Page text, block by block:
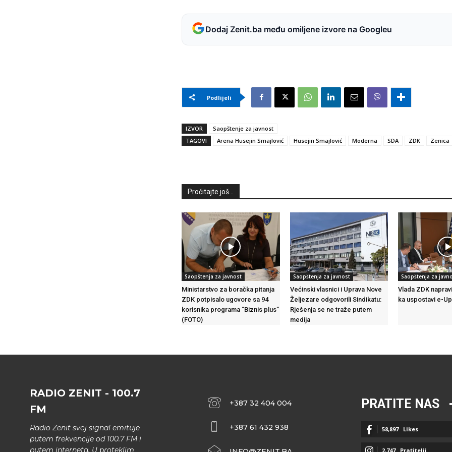
Dodaj Zenit.ba među omiljene izvore na Googleu
Podlijeli
IZVOR
Saopštenje za javnost
TAGOVI
Arena Husejin Smajlović Husejin Smajlović Moderna SDA ZDK Zenica
Pročitajte još...
Saopštenja za javnost
Ministarstvo za boračka pitanja
ZDK potpisalo ugovore sa 94
korisnika programa “Biznis plus”
(FOTO)
Saopštenja za javnost
Većinski vlasnici i Uprava Nove
Željezare odgovorili Sindikatu:
Rješenja se ne traže putem
medija
Saopštenja za
Vlada ZDK
ka uspostavi e-
RADIO ZENIT - 100.7
FM
Radio Zenit svoj signal emituje
putem frekvencije od 100.7 FM i
putem interneta. U proteklim
+387 32 404 004
+387 61 432 938
PRATITE NAS
58,897 Likes
2,747 Pratitelji